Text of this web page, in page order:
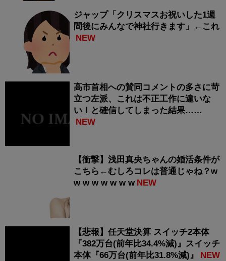
ジャップ「クリスマスお祝いした1週
間後にみんなで神社行きます」←これ
NEW
高市首相への賛同コメントの多さに苛
立つ左派、これは不正工作に違いな
い！と確信してしまった結果……
NEW
【衝撃】浅田真央ちゃんの婚活条件が
こちら←むしろコレは普通じゃね？w
w w w w w w w NEW
【悲報】任天堂決算 スイッチ2本体
『382万台(前年比34.4%減)』スイッチ
本体『66万台(前年比31.8%減)』
NEW